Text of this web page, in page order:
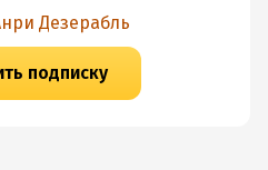
Дезерабль
подписку